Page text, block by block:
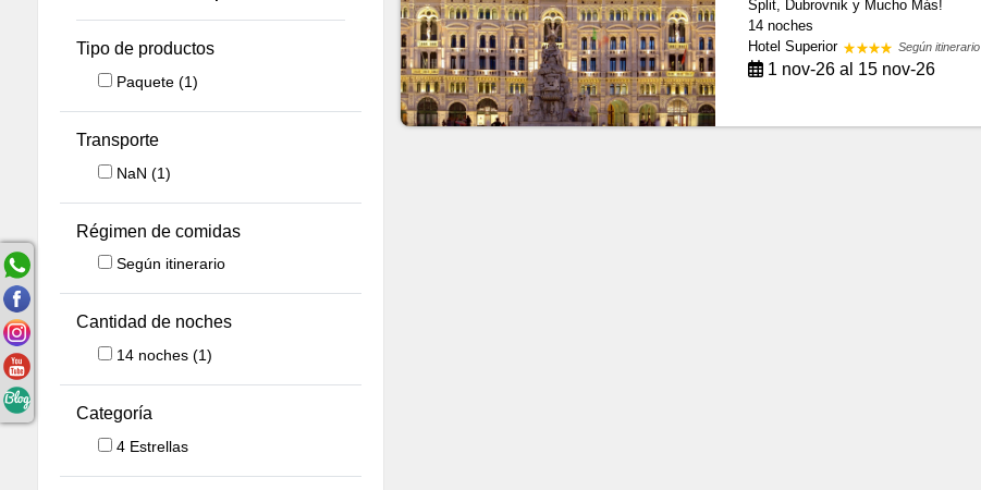
Tipo de productos
Paquete (1)
Transporte
NaN (1)
Régimen de comidas
Según itinerario
Cantidad de noches
14 noches (1)
Categoría
4 Estrellas
Split, Dubrovnik y Mucho Más!
14 noches
Hotel Superior
Según itinerario
1 nov-26 al 15 nov-26